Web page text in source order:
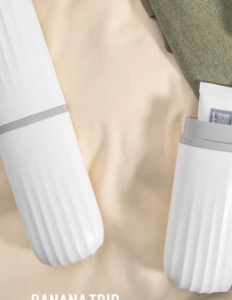
※ 交易是否成功請以「AFTEE先享後付 」
是否繳費成功／繳費後需取消欲退款等相
客戶支援中心」
https://
【注意事項】
１．透過由恩沛科技股份有限公司提供之
易，需依本服務之必要範圍內提供個人資
權轉讓予恩沛科技股份有限公司。
２．關於個人資料處理事宜，請瀏覽以下網址
https://aftee.tw/terms/#terms3
３．未成年的使用者請事先徵得法定代理人
「AFTEE先享後付」，若未經同意申辦者
４．使用「AFTEE先享後付」時，將依據
時審查核予不同之上限額度；若仍有額度
請求用戶進行身份認證。
５．嚴禁一人註冊多個帳號或使用他人資
恩沛科技股份有限公司將有權停止該用戶
付款後7-11取貨
每筆NT$60，滿NT$699(含以上)免運費
每筆NT$80，滿NT$1,000(含以上)免